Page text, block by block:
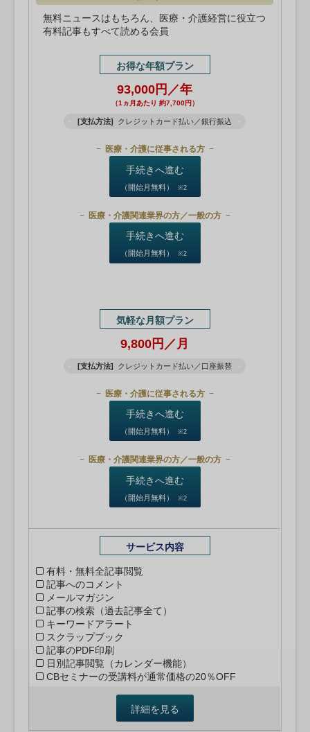
無料ニュースはもちろん、医療・介護経営に役立つ
有料記事もすべて読める会員
お得な年額プラン
93,000円／年
（1ヵ月あたり 約7,700円）
[支払方法] クレジットカード払い／銀行振込
医療・介護に従事される方
手続きへ進む
（開始月無料） ※2
医療・介護関連業界の方／一般の方
手続きへ進む
（開始月無料） ※2
気軽な月額プラン
9,800円／月
[支払方法] クレジットカード払い／口座振替
医療・介護に従事される方
手続きへ進む
（開始月無料） ※2
医療・介護関連業界の方／一般の方
手続きへ進む
（開始月無料） ※2
サービス内容
有料・無料全記事閲覧
記事へのコメント
メールマガジン
記事の検索（過去記事全て）
キーワードアラート
スクラップブック
記事のPDF印刷
日別記事閲覧（カレンダー機能）
CBセミナーの受講料が通常価格の20％OFF
詳細を見る